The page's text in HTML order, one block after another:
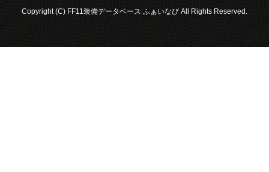
Copyright (C) FF11装備データベース ふぁいなび All Rights Reserved.